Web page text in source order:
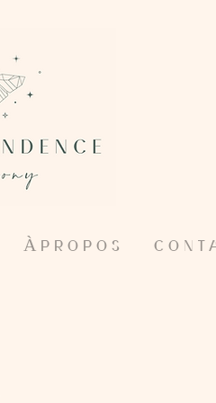
À P R O P O S C O N T